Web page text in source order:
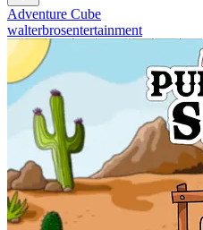
Adventure Cube
walterbrosentertainment